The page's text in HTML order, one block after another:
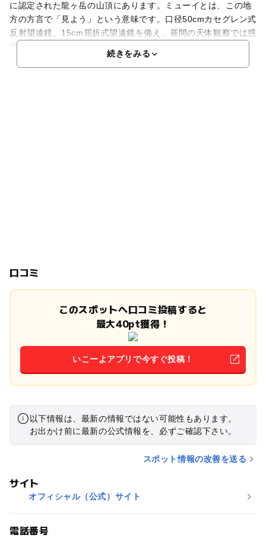
に認定された龍ヶ岳の山頂にあります。ミューイとは、この地
方の方言で「見よう」という意味です。口径50cmカセグレン式
反射望遠鏡、15cm屈折式望遠鏡を備え、昼間の天体観察では惑
星や1等星を、夜の天体観察では、惑星・恒星・星雲
続きをみる
口コミ
このスポットへ口コミ投稿すると
最大40pt獲得！
いこーよアプリで今すぐ投稿！
以下情報は、最新の情報ではない可能性もあります。
お出かけ前に最新の公式情報を、必ずご確認下さい。
スポット情報の改善を送る
サイト
オフィシャル（公式）サイト
電話番号